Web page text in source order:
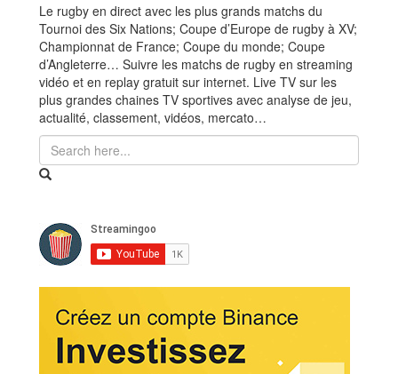
Le rugby en direct avec les plus grands matchs du
Tournoi des Six Nations; Coupe d’Europe de rugby à XV;
Championnat de France; Coupe du monde; Coupe
d’Angleterre… Suivre les matchs de rugby en streaming
vidéo et en replay gratuit sur internet. Live TV sur les
plus grandes chaines TV sportives avec analyse de jeu,
actualité, classement, vidéos, mercato…